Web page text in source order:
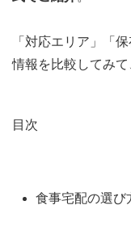
「対応エリア」「
情報を比較してみ
目次
食事宅配の選び